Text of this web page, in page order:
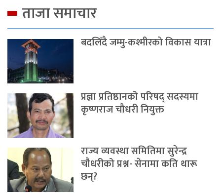
ताजा समाचार
बदलिँदै जम्मु-कश्मीरको विकास यात्रा
प्रज्ञा प्रतिष्ठानको परिषद् सदस्यमा
कृष्णराज चौधरी नियुक्त
राज्य व्यवस्था समितिमा सुरेन्द्र
चौधरीको प्रश्न- सेनामा कति थारू
छन्?